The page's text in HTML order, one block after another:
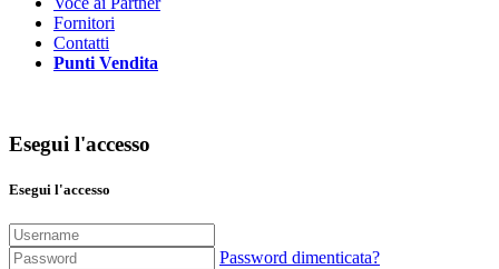
Fornitori
Contatti
Punti Vendita
Esegui l'accesso
Esegui l'accesso
Password dimenticata?